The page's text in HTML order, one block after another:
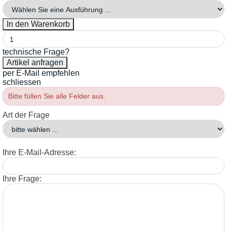
technische Frage?
per E-Mail empfehlen
schliessen
Bitte füllen Sie alle Felder aus.
Art der Frage
Ihre E-Mail-Adresse:
Ihre Frage: